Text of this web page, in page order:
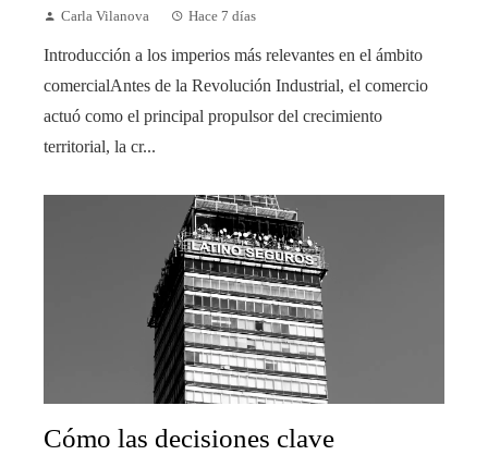
Carla Vilanova Hace 7 días
Introducción a los imperios más relevantes en el ámbito
comercialAntes de la Revolución Industrial, el comercio
actuó como el principal propulsor del crecimiento
territorial, la cr...
Cómo las decisiones clave